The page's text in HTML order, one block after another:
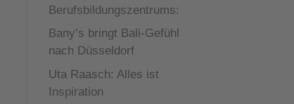
Berufsbildungszentrums:
Bany’s bringt Bali-Gefühl
nach Düsseldorf
Uta Raasch: Alles ist
Inspiration